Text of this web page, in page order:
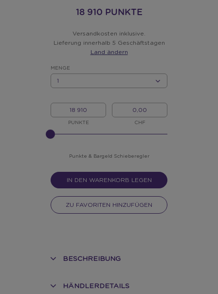
18 910 PUNKTE
Versandkosten inklusive.
Lieferung innerhalb 5 Geschäftstagen
Land ändern
MENGE
MEINE
PUNKTE
PUNKTE
MEIN
BARGELD
CHF
BITTE
INPUT
EINGEBENPunkte & Bargeld Schieberegler
IN DEN WARENKORB LEGEN
ZU FAVORITEN HINZUFÜGEN
BESCHREIBUNG
HÄNDLERDETAILS